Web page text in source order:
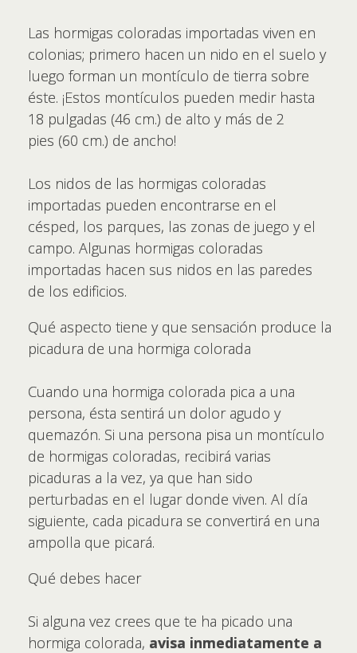
Las hormigas coloradas importadas viven en
colonias; primero hacen un nido en el suelo y
luego forman un montículo de tierra sobre
éste. ¡Estos montículos pueden medir hasta
18 pulgadas (46 cm.) de alto y más de 2
pies (60 cm.) de ancho!
Los nidos de las hormigas coloradas
importadas pueden encontrarse en el
césped, los parques, las zonas de juego y el
campo. Algunas hormigas coloradas
importadas hacen sus nidos en las paredes
de los edificios.
Qué aspecto tiene y que sensación produce la
picadura de una hormiga colorada
Cuando una hormiga colorada pica a una
persona, ésta sentirá un dolor agudo y
quemazón. Si una persona pisa un montículo
de hormigas coloradas, recibirá varias
picaduras a la vez, ya que han sido
perturbadas en el lugar donde viven. Al día
siguiente, cada picadura se convertirá en una
ampolla que picará.
Qué debes hacer
Si alguna vez crees que te ha picado una
hormiga colorada, avisa inmediatamente a